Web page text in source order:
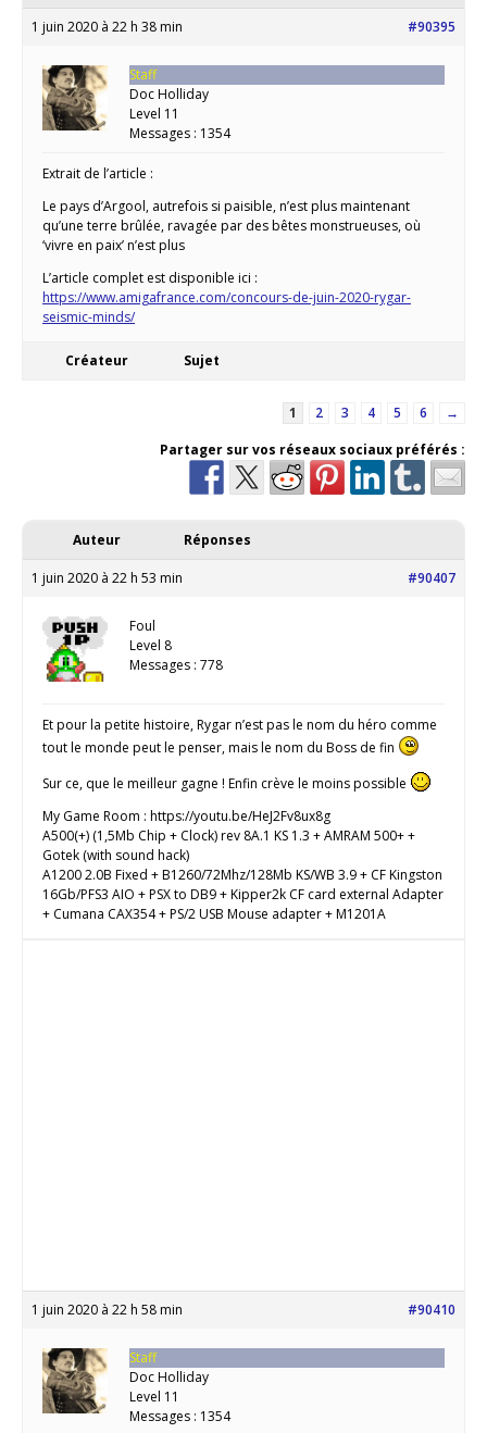
1 juin 2020 à 22 h 38 min #90395
Staff
Doc Holliday
Level 11
Messages : 1354
Extrait de l’article :
Le pays d’Argool, autrefois si paisible, n’est plus maintenant
qu’une terre brûlée, ravagée par des bêtes monstrueuses, où
‘vivre en paix’ n’est plus
L’article complet est disponible ici :
https://www.amigafrance.com/concours-de-juin-2020-rygar-
seismic-minds/
Créateur Sujet
1 2 3 4 5 6
→
Partager sur vos réseaux sociaux préférés :
Auteur Réponses
1 juin 2020 à 22 h 53 min #90407
Foul
Level 8
Messages : 778
Et pour la petite histoire, Rygar n’est pas le nom du héro comme
tout le monde peut le penser, mais le nom du Boss de fin
Sur ce, que le meilleur gagne ! Enfin crève le moins possible
My Game Room : https://youtu.be/HeJ2Fv8ux8g
A500(+) (1,5Mb Chip + Clock) rev 8A.1 KS 1.3 + AMRAM 500+ +
Gotek (with sound hack)
A1200 2.0B Fixed + B1260/72Mhz/128Mb KS/WB 3.9 + CF Kingston
16Gb/PFS3 AIO + PSX to DB9 + Kipper2k CF card external Adapter
+ Cumana CAX354 + PS/2 USB Mouse adapter + M1201A
1 juin 2020 à 22 h 58 min #90410
Staff
Doc Holliday
Level 11
Messages : 1354